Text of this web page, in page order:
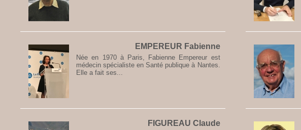
EMPEREUR Fabienne
Née en 1970 à Paris, Fabienne Empereur est
médecin spécialiste en Santé publique à Nantes.
Elle a fait ses...
FIGUREAU Claude